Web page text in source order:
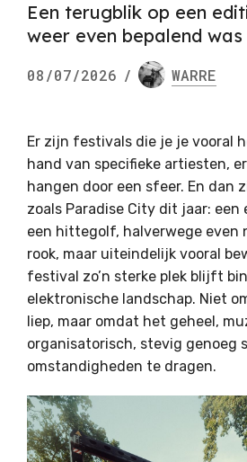
Een terugblik op een
weer even bepalend
08/07/2026 / WARRE
Er zijn festivals die je je vooral
hand van specifieke artiesten,
hangen door een sfeer. En dan
zoals Paradise City dit jaar: een
een hittegolf, halverwege even
rook, maar uiteindelijk vooral
festival zo’n sterke plek blijft
elektronische landschap. Niet
liep, maar omdat het geheel,
organisatorisch, stevig genoeg
omstandigheden te dragen.